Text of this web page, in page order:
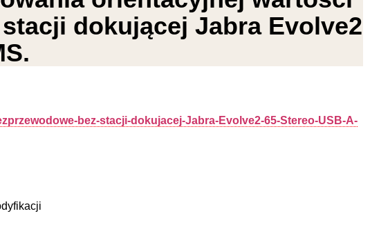
dokującej Jabra Evolve2
bez-stacji-dokujacej-Jabra-Evolve2-65-Stereo-USB-A-